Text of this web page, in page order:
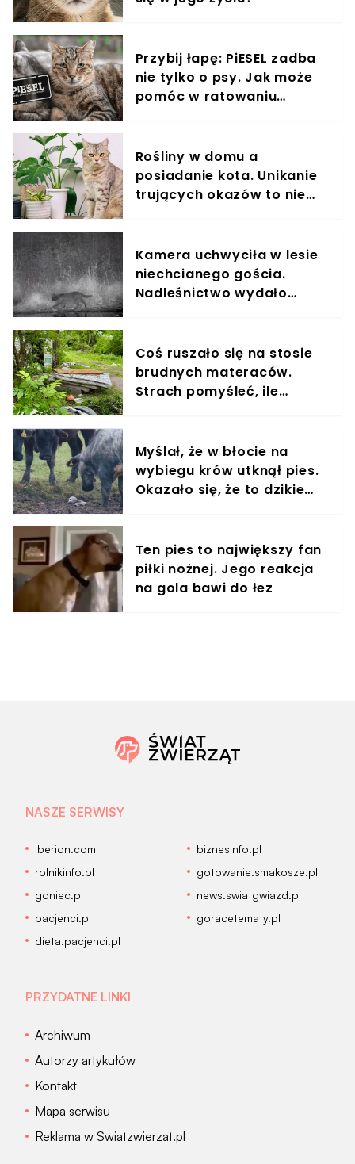
Przybij łapę: PiESEL zadba
nie tylko o psy. Jak może
pomóc w ratowaniu
Rośliny w domu a
posiadanie kota. Unikanie
trujących okazów to nie
Kamera uchwyciła w lesie
niechcianego gościa.
Nadleśnictwo wydało
Coś ruszało się na stosie
brudnych materaców.
Strach pomyśleć, ile
Myślał, że w błocie na
wybiegu krów utknął pies.
Okazało się, że to dzikie
Ten pies to największy fan
piłki nożnej. Jego reakcja
na gola bawi do łez
NASZE SERWISY
Iberion.com
biznesinfo.pl
rolnikinfo.pl
gotowanie.smakosze.pl
goniec.pl
news.swiatgwiazd.pl
pacjenci.pl
goracetematy.pl
dieta.pacjenci.pl
PRZYDATNE LINKI
Archiwum
Autorzy artykułów
Kontakt
Mapa serwisu
Reklama w Swiatzwierzat.pl